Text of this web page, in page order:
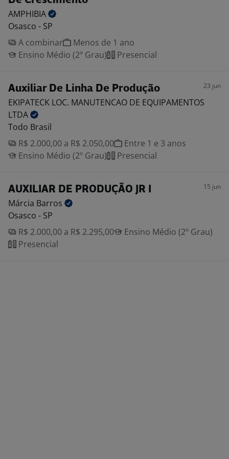
AMPHIBIA
Osasco - SP
A combinar
Menos de 1 ano
Ensino Médio (2º Grau)
Presencial
Auxiliar De Linha De Produção 23 jun
EKIPATECK LOC. MANUTENCAO DE EQUIPAMENTOS
LTDA
Todo Brasil
R$ 2.000,00 a R$ 2.050,00
Entre 1 e 3 anos
Ensino Médio (2º Grau)
Presencial
AUXILIAR DE PRODUÇÃO JR I 15 jun
Márcia Barros
Osasco - SP
R$ 2.000,00 a R$ 2.295,00
Ensino Médio (2º Grau)
Presencial